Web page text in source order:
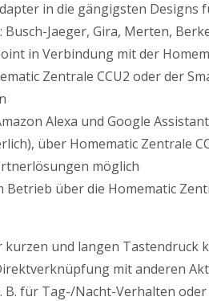
in die gängigsten Designs
Jaeger, Gira, Merten,
in Verbindung mit der
Zentrale CCU2 oder der
Alexa und Google
über Homematic Zentrale
möglich
über die Homematic
kurzen und langen Tastendruck
mit anderen
B. für Tag-/Nacht-Verhalten